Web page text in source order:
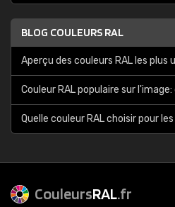
BLOG COULEURS RAL
Aperçu des couleurs RAL les plus
Couleur RAL populaire sur
Quelle couleur RAL choisir pour
CouleursRAL.fr